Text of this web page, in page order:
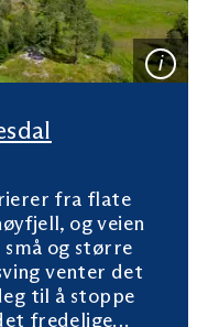
fra flate
og veien
og større
venter det
til å stoppe
fredelige…